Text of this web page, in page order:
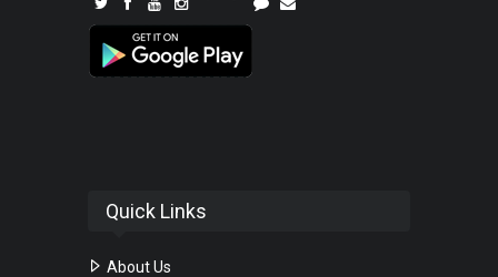
Quick Links
About Us